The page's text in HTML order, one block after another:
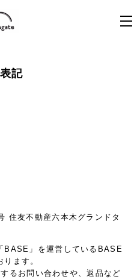
記
住友不動産六本木グランドタ
BASE」を運営しているBASE
ます。
るお問い合わせや、返品など